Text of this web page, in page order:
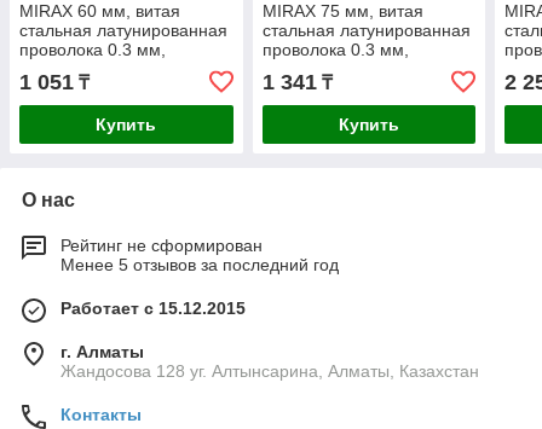
MIRAX 60 мм, витая
стальная латунированная
проволока 0.3 мм,
чашечная щетка-крацовка
для УШМ (35142-060)
1 051 ₸
Купить
MIRAX 75 мм, витая
стальная латунированная
проволока 0.3 мм,
чашечная щетка-крацовка
для УШМ (35142-075)
1 341₸
Купить
для
2
О нас
Рейтинг не сформирован
Менее 5 отзывов за последний год
Работает с 15.12.2015
г. Алматы
Жандосова 128 уг. Алтынсарина, Алматы, Казахстан
Контакты